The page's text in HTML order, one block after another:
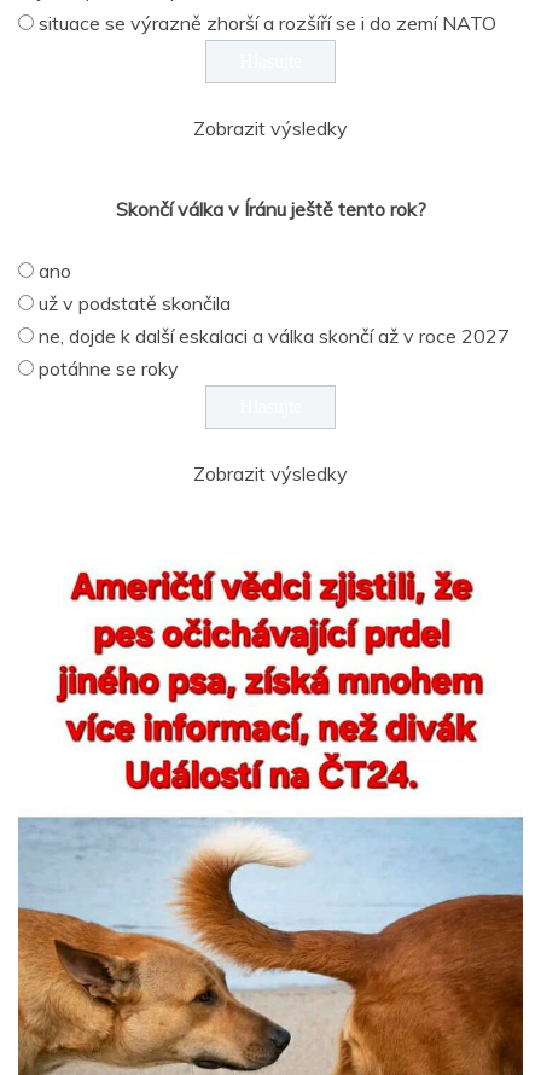
situace se výrazně zhorší a rozšíří se i do zemí NATO
Zobrazit výsledky
Skončí válka v Íránu ještě tento rok?
ano
už v podstatě skončila
ne, dojde k další eskalaci a válka skončí až v roce 2027
potáhne se roky
Zobrazit výsledky